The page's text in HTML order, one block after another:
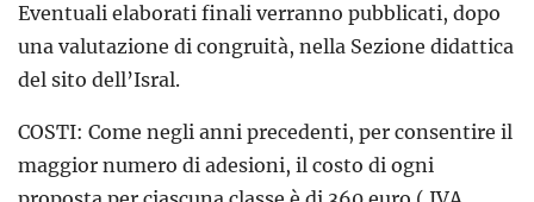
Eventuali elaborati finali verranno pubblicati, dopo
una valutazione di congruità, nella Sezione didattica
del sito dell’Isral.
COSTI: Come negli anni precedenti, per consentire il
maggior numero di adesioni, il costo di ogni